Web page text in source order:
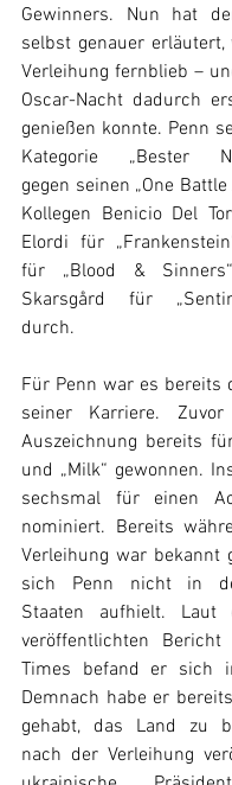
Gewinners. Nun hat
selbst genauer
Verleihung fernblieb –
Oscar-Nacht dadurch
genießen konnte. Penn
Kategorie „Bester
gegen seinen „One
Kollegen Benicio Del
Elordi für
für „Blood &
Skarsgård für
durch.
Für Penn war es bereits
seiner Karriere.
Auszeichnung bereits
und „Milk“ gewonnen.
sechsmal für einen
nominiert. Bereits
Verleihung war bekannt
sich Penn nicht in
Staaten aufhielt. Laut
veröffentlichten
Times befand er sich
Demnach habe er
gehabt, das Land zu
nach der Verleihung